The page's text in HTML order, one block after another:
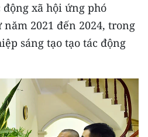
xã hội ứng phó
2021 đến 2024, trong
sáng tạo tạo tác động